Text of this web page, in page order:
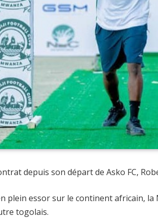
depuis son départ de Asko FC,
plein essor sur le continent africain, la
togolais.